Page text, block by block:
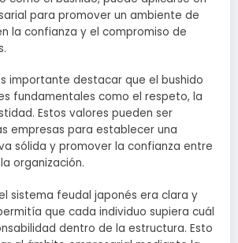
para promover un ambiente de
la confianza y el compromiso de
importante destacar que el bushido
fundamentales como el respeto, la
Estos valores pueden ser
empresas para establecer una
sólida y promover la confianza entre
organización.
sistema feudal japonés era clara y
que cada individuo supiera cuál
dentro de la estructura. Esto